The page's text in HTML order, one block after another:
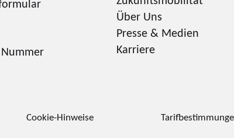
Über Uns
Presse & Medien
Karriere
Cookie-Hinweise